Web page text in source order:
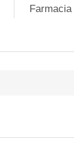
Farmacia